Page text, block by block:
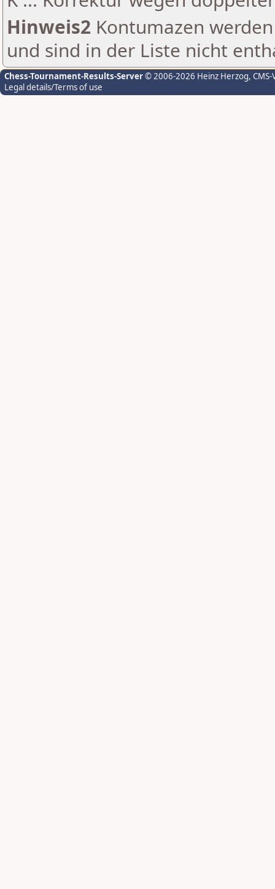
Hinweis2 Kontumazen
und sind in der Liste nicht
Chess-Tournament-Results-Server© 2006-2026 Heinz Herzog,
Legal details/Terms of use